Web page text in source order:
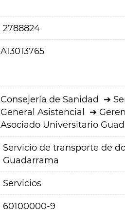
2788824
A13013765
Consejería de Sanidad
General Asistencial
Asociado Universitario
Servicio de transporte de
Guadarrama
Servicios
60100000-9